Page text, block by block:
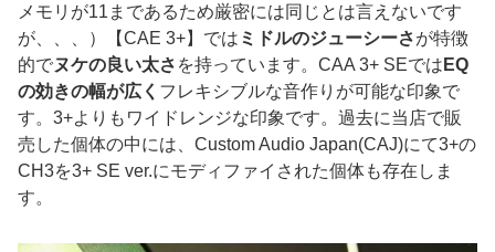
メモリが11まであるため厳密には同じとは言えないです
が、、、）【CAE 3+】では ミドルのジューシーさが特徴
的でヌケの良い太さ を持っています。CAA 3+ SEでは EQ
の効きの幅が広く フレキシブルな音作りが可能な印象で
す。3+よりもワイドレンジな印象です。過去に当店で販
売した個体の中には、Custom Audio Japan(CAJ)にて3+の
CH3を3+ SE ver.にモディファイされた個体も存在しま
す。